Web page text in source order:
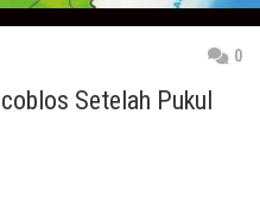
0
Setelah Pukul